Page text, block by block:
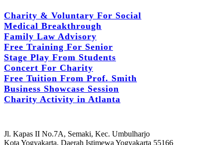
Charity & Voluntary For Social
Medical Breakthrough
Family Law Advisory
Free Training For Senior
Stage Play From Students
Concert For Charity
Free Tuition From Prof. Smith
Business Showcase Session
Charity Activity in Atlanta
Jl. Kapas II No.7A, Semaki, Kec. Umbulharjo
Kota Yogyakarta, Daerah Istimewa Yogyakarta 55166